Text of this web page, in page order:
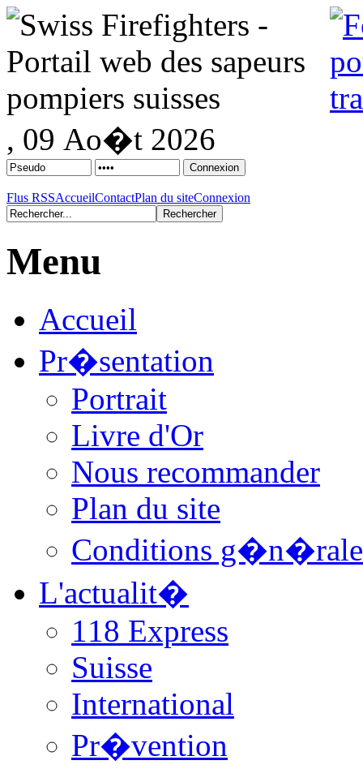
, 09 Ao�t 2026
Flus RSSAccueilContactPlan du siteConnexion
Menu
Accueil
Pr�sentation
Portrait
Livre d'Or
Nous recommander
Plan du site
Conditions
L'actualit�
118 Express
Suisse
International
Pr�vention